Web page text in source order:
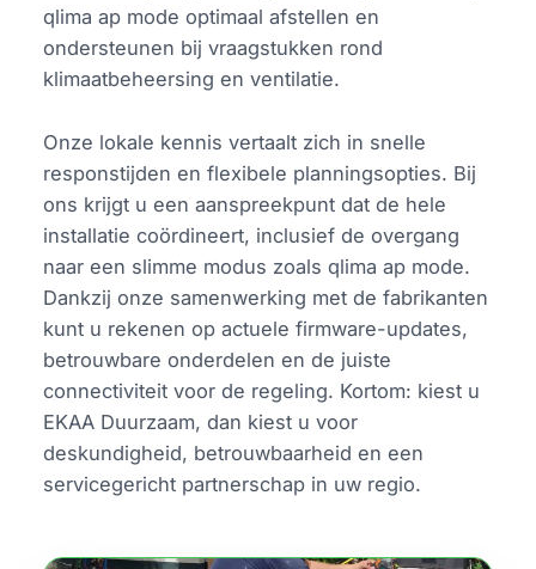
qlima ap mode optimaal afstellen en
ondersteunen bij vraagstukken rond
klimaatbeheersing en ventilatie.
Onze lokale kennis vertaalt zich in snelle
responstijden en flexibele planningsopties. Bij
ons krijgt u een aanspreekpunt dat de hele
installatie coördineert, inclusief de overgang
naar een slimme modus zoals qlima ap mode.
Dankzij onze samenwerking met de fabrikanten
kunt u rekenen op actuele firmware-updates,
betrouwbare onderdelen en de juiste
connectiviteit voor de regeling. Kortom: kiest u
EKAA Duurzaam, dan kiest u voor
deskundigheid, betrouwbaarheid en een
servicegericht partnerschap in uw regio.